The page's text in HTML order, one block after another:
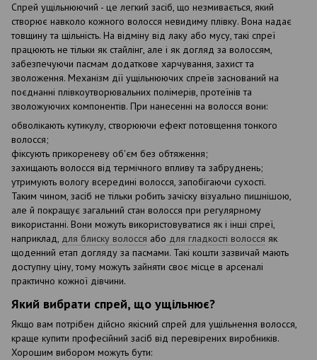
Спрей ущільнюючий - це легкий засіб, що незмивається, який
створює навколо кожного волосся невидиму плівку. Вона надає
товщину та щільність. На відміну від лаку або мусу, такі спреї
працюють не тільки як стайлінг, але і як догляд за волоссям,
забезпечуючи пасмам додаткове харчування, захист та
зволоження. Механізм дії ущільнюючих спреїв заснований на
поєднанні плівкоутворювальних полімерів, протеїнів та
зволожуючих компонентів. При нанесенні на волосся вони:
обволікають кутикулу, створюючи ефект потовщення тонкого
волосся;
фіксують прикореневу об'єм без обтяження;
захищають волосся від термічного впливу та забруднень;
утримують вологу всередині волосся, запобігаючи сухості.
Таким чином, засіб не тільки робить зачіску візуально пишнішою,
але й покращує загальний стан волосся при регулярному
використанні. Вони можуть використовуватися як і інші спреї,
наприклад, для блиску волосся або для гладкості волосся як
щоденний етап догляду за пасмами. Такі кошти зазвичай мають
доступну ціну, тому можуть зайняти своє місце в арсеналі
практично кожної дівчини.
Який вибрати спрей, що ущільнює?
Якщо вам потрібен дійсно якісний спрей для ущільнення волосся,
краще купити професійний засіб від перевірених виробників.
Хорошим вибором можуть бути: